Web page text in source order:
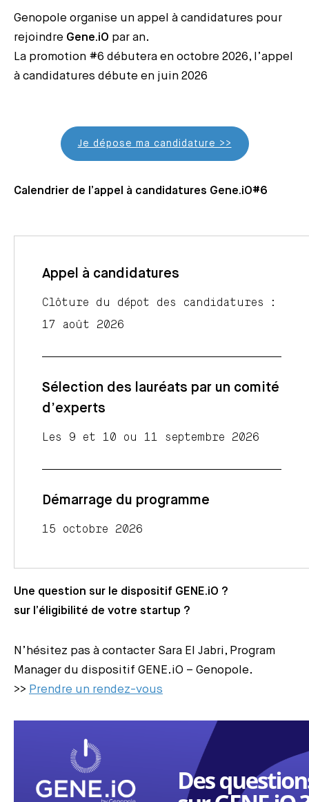
Genopole organise un appel à candidatures pour
rejoindre Gene.iO par an.
La promotion #6 débutera en octobre 2026, l’appel
à candidatures débute en juin 2026
Je dépose ma candidature >>
Calendrier de l’appel à candidatures Gene.iO#6
Appel à candidatures
Clôture du dépot des candidatures :
17 août 2026
Sélection des lauréats par un comité
d’experts
Les 9 et 10 ou 11 septembre 2026
Démarrage du programme
15 octobre 2026
Une question sur le dispositif GENE.iO ?
sur l’éligibilité de votre startup ?
N’hésitez pas à contacter Sara El Jabri, Program
Manager du dispositif GENE.iO – Genopole.
>> Prendre un rendez-vous